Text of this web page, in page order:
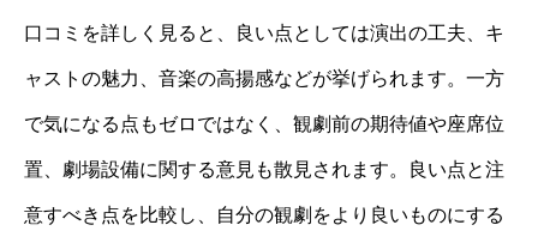
口コミを詳しく見ると、良い点としては演出の工夫、キ
ャストの魅力、音楽の高揚感などが挙げられます。一方
で気になる点もゼロではなく、観劇前の期待値や座席位
置、劇場設備に関する意見も散見されます。良い点と注
意すべき点を比較し、自分の観劇をより良いものにする